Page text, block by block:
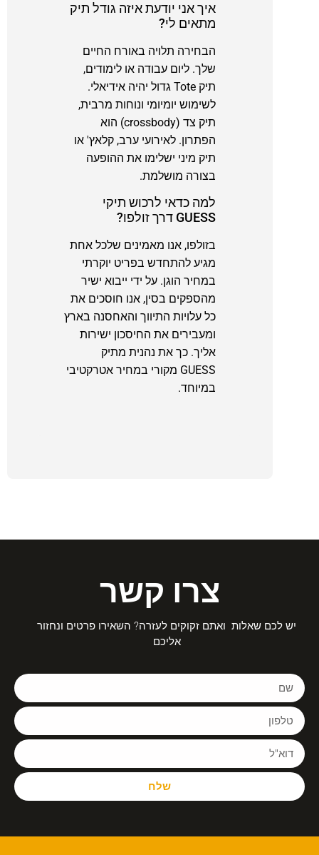
איך אני יודעת איזה גודל תיק
מתאים לי?
הבחירה תלויה באורח החיים
שלך. ליום עבודה או לימודים,
תיק Tote גדול יהיה אידיאלי.
לשימוש יומיומי ונוחות מרבית,
תיק צד (crossbody) הוא
הפתרון. לאירועי ערב, קלאץ' או
תיק מיני ישלימו את ההופעה
בצורה מושלמת.
למה כדאי לרכוש תיקי
GUESS דרך זולפו?
בזולפו, אנו מאמינים שלכל אחת
מגיע להתחדש בפריט יוקרתי
במחיר הוגן. על ידי ייבוא ישיר
מהספקים בסין, אנו חוסכים את
כל עלויות התיווך והאחסנה בארץ
ומעבירים את החיסכון ישירות
אליך. כך את נהנית מתיק
GUESS מקורי במחיר אטרקטיבי
במיוחד.
צרו קשר
יש לכם שאלות ואתם זקוקים לעזרה? השאירו פרטים ונחזור
אליכם
שלח